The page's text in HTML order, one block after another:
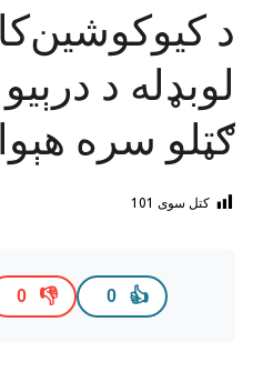
د
لوبډله د
ګټلو سره
کتل سوی 101
👍
0
👎
0